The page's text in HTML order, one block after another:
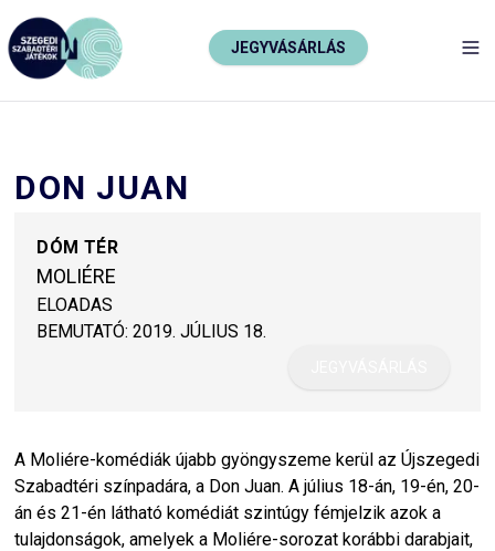
JEGYVÁSÁRLÁS
DON JUAN
DÓM TÉR
MOLIÉRE
ELOADAS
BEMUTATÓ: 2019. JÚLIUS 18.
A Moliére-komédiák újabb gyöngyszeme kerül az Újszegedi
Szabadtéri színpadára, a Don Juan. A július 18-án, 19-én, 20-
án és 21-én látható komédiát szintúgy fémjelzik azok a
tulajdonságok, amelyek a Moliére-sorozat korábbi darabjait,